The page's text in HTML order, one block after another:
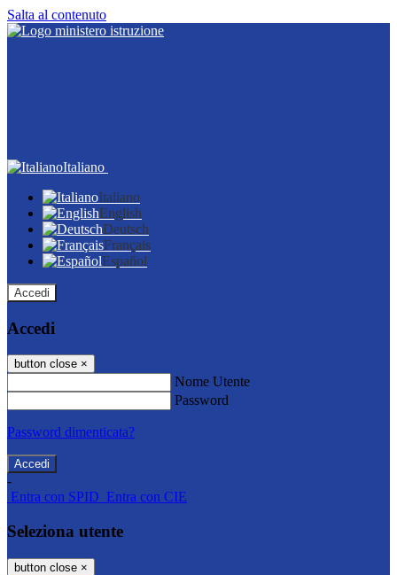
Salta al contenuto
Italiano
Italiano
English
Deutsch
Français
Español
Accedi
Accedi
button close ×
Nome Utente
Password
Password dimenticata?
-
Entra con SPID Entra con CIE
Seleziona utente
button close ×